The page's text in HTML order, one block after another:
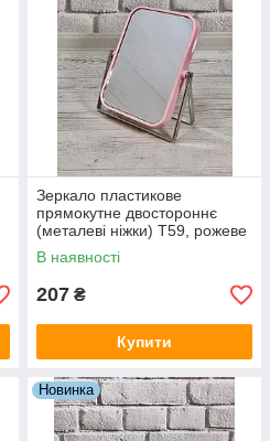
Зеркало пластикове
прямокутне двостороннє
(металеві ніжки) T59, рожеве
В наявності
207 ₴
Купити
Новинка